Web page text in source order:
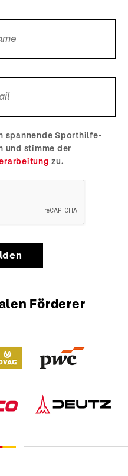
spannende Sporthilfe-
und stimme der
zu.
Förderer